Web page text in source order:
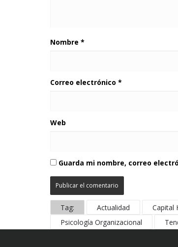
Nombre *
Correo electrónico *
Web
Guarda mi nombre, correo
Tag: Actualidad Capital
Psicología Organizacional